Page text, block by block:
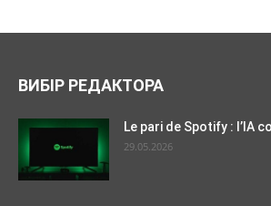
ВИБІР РЕДАКТОРА
Le pari de Spotify : l’IA
29.05.2026